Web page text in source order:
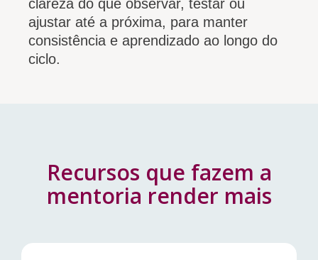
clareza do que observar, testar ou
ajustar até a próxima, para manter
consistência e aprendizado ao longo do
ciclo.
Recursos que fazem a
mentoria render mais